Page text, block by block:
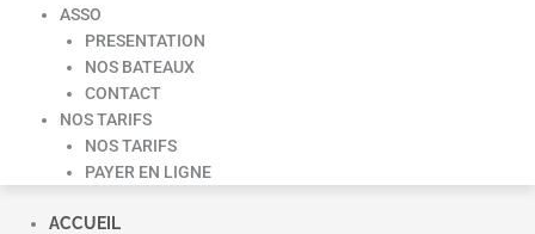
ASSO
PRESENTATION
NOS BATEAUX
CONTACT
NOS TARIFS
NOS TARIFS
PAYER EN LIGNE
ACCUEIL